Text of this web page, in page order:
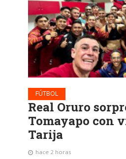
FÚTBOL
Real Oruro
Tomayapo con
Tarija
hace 2 horas